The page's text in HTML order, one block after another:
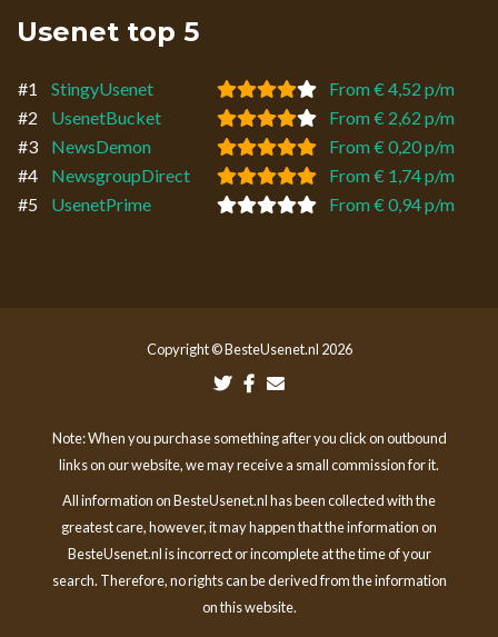
Usenet top 5
#1 StingyUsenet
From € 4,52 p/m
#2
UsenetBucket
From € 2,62 p/m
#3
NewsDemon
From € 0,20 p/m
#4
NewsgroupDirect
From € 1,74 p/m
#5
UsenetPrime From € 0,94 p/m
Copyright © BesteUsenet.nl 2026
Note: When you purchase something after you click on outbound
links on our website, we may receive a small commission for it.
All information on BesteUsenet.nl has been collected with the
greatest care, however, it may happen that the information on
BesteUsenet.nl is incorrect or incomplete at the time of your
search. Therefore, no rights can be derived from the information
on this website.